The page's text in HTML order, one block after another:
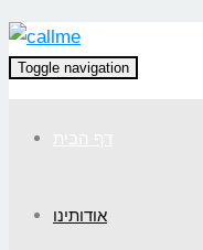
Toggle navigation
אודותינו